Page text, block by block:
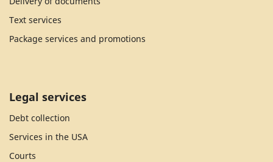
Text services
Package services and promotions
Legal services
Debt collection
Services in the USA
Courts